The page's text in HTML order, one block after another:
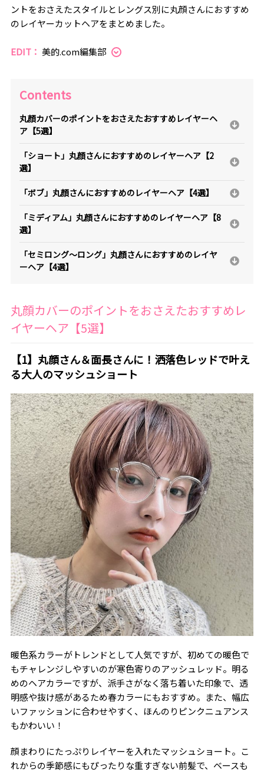
ントをおさえたスタイルとレングス別に丸顔さんにおすすめ
のレイヤーカットヘアをまとめました。
EDIT： 美的.com編集部
Contents
丸顔カバーのポイントをおさえたおすすめレイヤーヘ
ア【5選】
「ショート」丸顔さんにおすすめのレイヤーヘア【2
選】
「ボブ」丸顔さんにおすすめのレイヤーヘア【4選】
「ミディアム」丸顔さんにおすすめのレイヤーヘア【8
選】
「セミロング～ロング」丸顔さんにおすすめのレイヤ
ーヘア【4選】
丸顔カバーのポイントをおさえたおすすめレ
イヤーヘア【5選】
【1】丸顔さん＆面長さんに！洒落色レッドで叶え
る大人のマッシュショート
暖色系カラーがトレンドとして人気ですが、初めての暖色で
もチャレンジしやすいのが寒色寄りのアッシュレッド。明る
めのヘアカラーですが、派手さがなく落ち着いた印象で、透
明感や抜け感があるため春カラーにもおすすめ。また、幅広
いファッションに合わせやすく、ほんのりピンクニュアンス
もかわいい！
顔まわりにたっぷりレイヤーを入れたマッシュショート。こ
れからの季節感にもぴったりな重すぎない前髪で、ベースも